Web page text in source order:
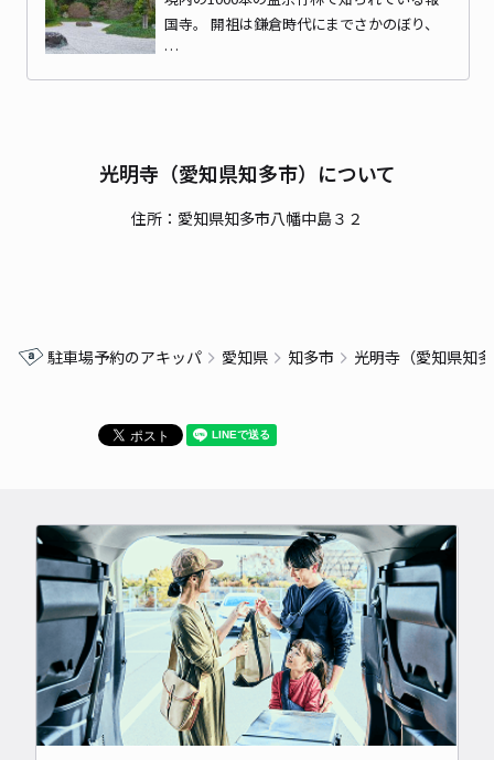
国寺。 開祖は鎌倉時代にまでさかのぼり、
…
光明寺（愛知県知多市）について
住所：愛知県知多市八幡中島３２
駐車場予約のアキッパ 愛知県 知多市 光明寺（愛知県知